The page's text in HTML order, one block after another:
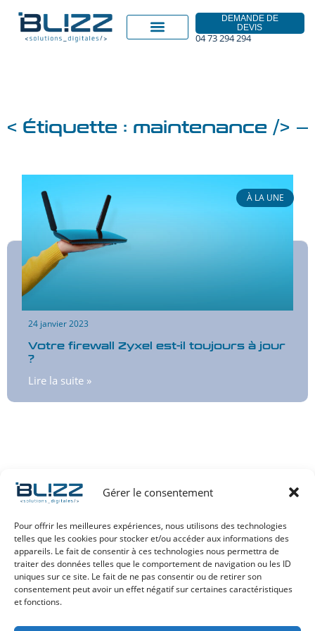
Gérer le consentement
Pour offrir les meilleures expériences, nous utilisons des technologies
telles que les cookies pour stocker et/ou accéder aux informations des
appareils. Le fait de consentir à ces technologies nous permettra de
traiter des données telles que le comportement de navigation ou les ID
uniques sur ce site. Le fait de ne pas consentir ou de retirer son
consentement peut avoir un effet négatif sur certaines caractéristiques
et fonctions.
DEMANDE DE
DEVIS
04 73 294 294
< Étiquette : maintenance />
À LA UNE
Votre firewall Zyxel est-il toujours à jour
?
Lire la suite »
24 janvier 2023
+33 (0) 4 73 294 294
Contact e-mail